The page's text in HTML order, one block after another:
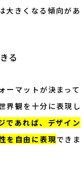
大きくなる傾向があ
る
ーマットが決まって
界観を十分に表現し
であれば、デザイン
を自由に表現できま